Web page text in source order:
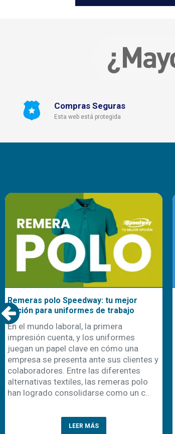
Compras Seguras
Esta web está protegida
Remeras polo Speedway: tu mejor
opción para uniformes de trabajo
En el mundo laboral, la primera
impresión cuenta, y los uniformes
juegan un papel clave en cómo una
empresa se presenta ante sus clientes y
colaboradores. Entre las diferentes
alternativas textiles, las remeras polo
han logrado consolidarse como un c..
LEER MÁS